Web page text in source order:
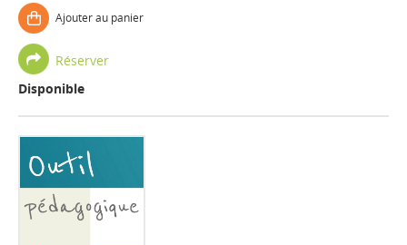
Ajouter au panier
Réserver
Disponible